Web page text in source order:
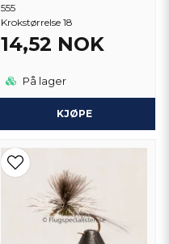
555
Krokstørrelse 18
14,52 NOK
På lager
KJØPE